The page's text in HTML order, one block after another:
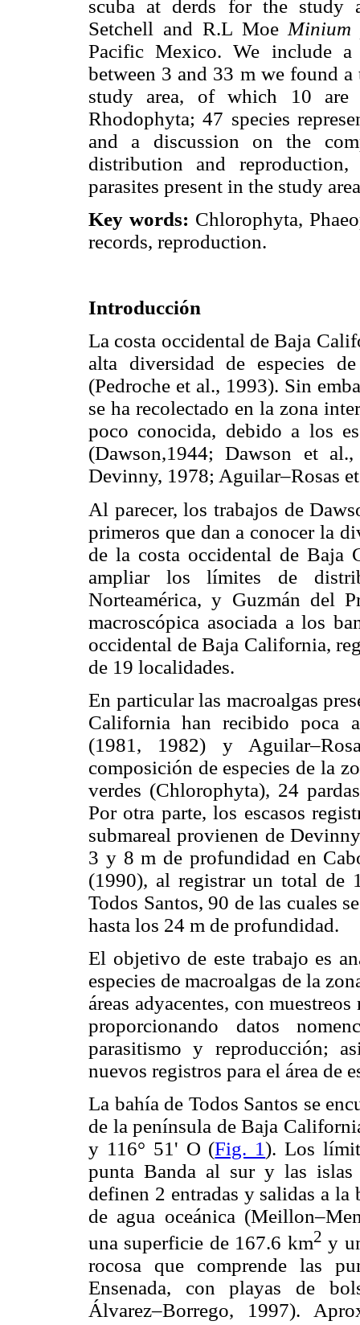
scuba at derds for the
Setchell and R.L Moe Minium
Pacific Mexico. We include a
between 3 and 33 m we found
study area, of which 10 are
Rhodophyta; 47 species
and a discussion on the
distribution and
parasites present in the study
Key words: Chlorophyta,
records, reproduction.
Introducción
La costa occidental de Baja
alta diversidad de especies
(Pedroche et al., 1993). Sin
se ha recolectado en la zona
poco conocida, debido a los
(Dawson,1944; Dawson et
Devinny, 1978; Aguilar–Rosas
Al parecer, los trabajos de
primeros que dan a conocer la
de la costa occidental de Baja
ampliar los límites de
Norteamérica, y Guzmán del
macroscópica asociada a los
occidental de Baja California,
de 19 localidades.
En particular las macroalgas
California han recibido poca
(1981, 1982) y
composición de especies de la
verdes (Chlorophyta), 24
Por otra parte, los escasos
submareal provienen de
3 y 8 m de profundidad en
(1990), al registrar un total de
Todos Santos, 90 de las cuales
hasta los 24 m de profundidad.
El objetivo de este trabajo es
especies de macroalgas de la
áreas adyacentes, con
proporcionando datos
parasitismo y reproducción;
nuevos registros para el área de
La bahía de Todos Santos se
de la península de Baja
y 116° 51' O (Fig. 1). Los
punta Banda al sur y las islas
definen 2 entradas y salidas a
de agua oceánica
una superficie de 167.6 km2 y
rocosa que comprende las
Ensenada, con playas de
Álvarez–Borrego, 1997).